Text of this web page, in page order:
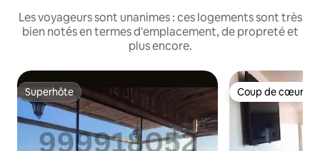
Les voyageurs sont unanimes : ces logements sont très
bien notés en termes d'emplacement, de propreté et
plus encore.
Superhôte
Superhôte Coup de cœur
Coup de cœur